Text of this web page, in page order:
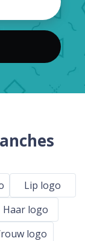
Lip logo
Haar logo
logo